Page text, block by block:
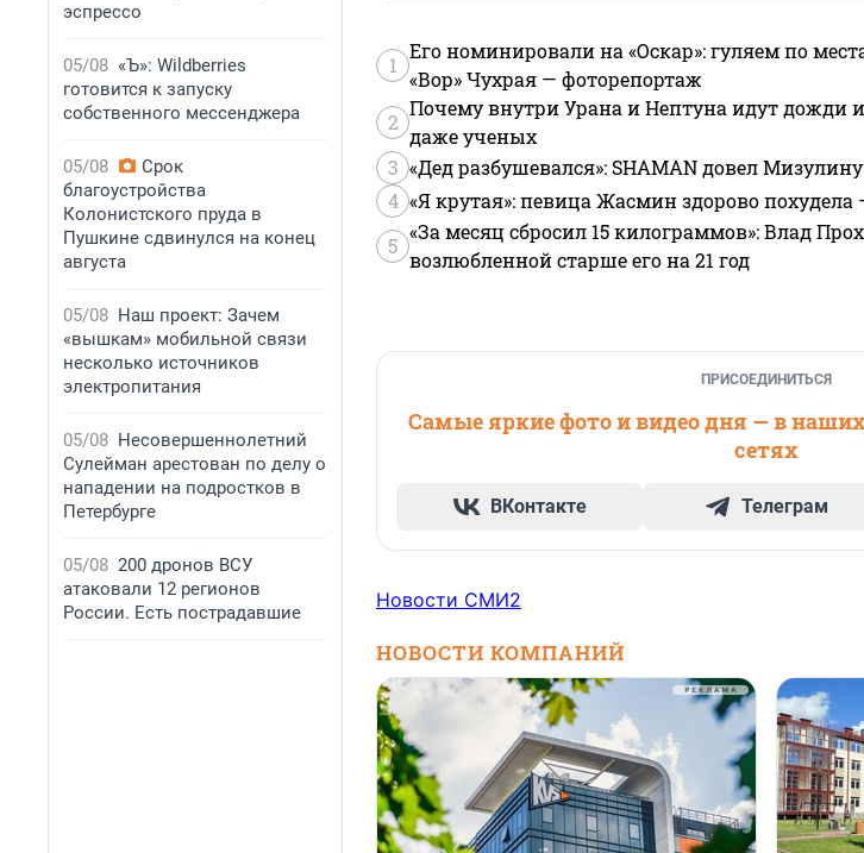
эспрессо
05/08 «Ъ»: Wildberries
готовится к запуску
собственного мессенджера
05/08
Срок
благоустройства
Колонистского пруда в
Пушкине сдвинулся на конец
августа
05/08 Наш проект: Зачем
«вышкам» мобильной связи
несколько источников
электропитания
05/08 Несовершеннолетний
Сулейман арестован по делу о
нападении на подростков в
Петербурге
05/08 200 дронов ВСУ
атаковали 12 регионов
России. Есть пострадавшие
1
Его номинировали на «Оскар»: гуляем по
«Вор» Чухрая — фоторепортаж
2
Почему внутри Урана и Нептуна идут дожди
даже ученых
3 «Дед разбушевался»: SHAMAN довел
4 «Я крутая»: певица Жасмин здорово
5
«За месяц сбросил 15 килограммов»: Влад
возлюбленной старше его на 21 год
ПРИСОЕДИНИТЬСЯ
Самые яркие фото и видео дня — в
сетях
ВКонтакте Телеграм
Новости СМИ2
НОВОСТИ КОМПАНИЙ